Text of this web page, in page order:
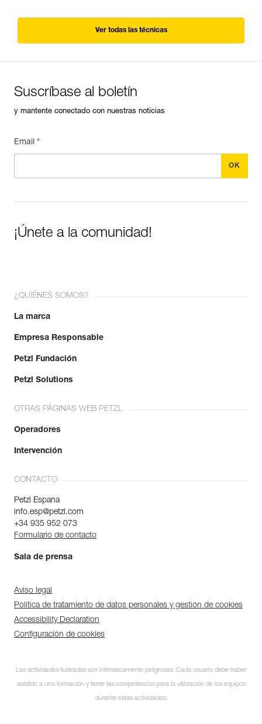
Ver todas las técnicas
seguimiento de su parque de
Suscríbase al boletín
y mantente conectado con nuestras noticias
Email *
¡Únete a la comunidad!
¿QUIÉNES SOMOS?
La marca
Empresa Responsable
Petzl Fundación
Petzl Solutions
OTRAS PÁGINAS WEB PETZL
Operadores
Intervención
CONTACTO
Petzl Espana
info.esp@petzl.com
+34 935 952 073
Formulario de contacto
Sala de prensa
Aviso legal
Política de tratamiento de datos personales y gestión de cookies
Accessibility Declaration
Configuración de cookies
Las actividades ilustradas son intrínsecamente peligrosas. Cada usuario debe haber
asistido a una formación y tener las competencias para la utilización de los equipos
durante estas actividades.